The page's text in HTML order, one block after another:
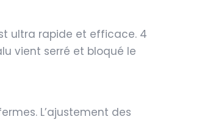
ultra rapide et efficace. 4
vient serré et bloqué le
L’ajustement des